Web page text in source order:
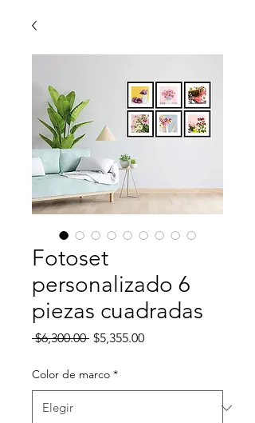
Fotoset
personalizado 6
piezas cuadradas
$6,300.00 Precio
$5,355.00Precio
Color de marco *